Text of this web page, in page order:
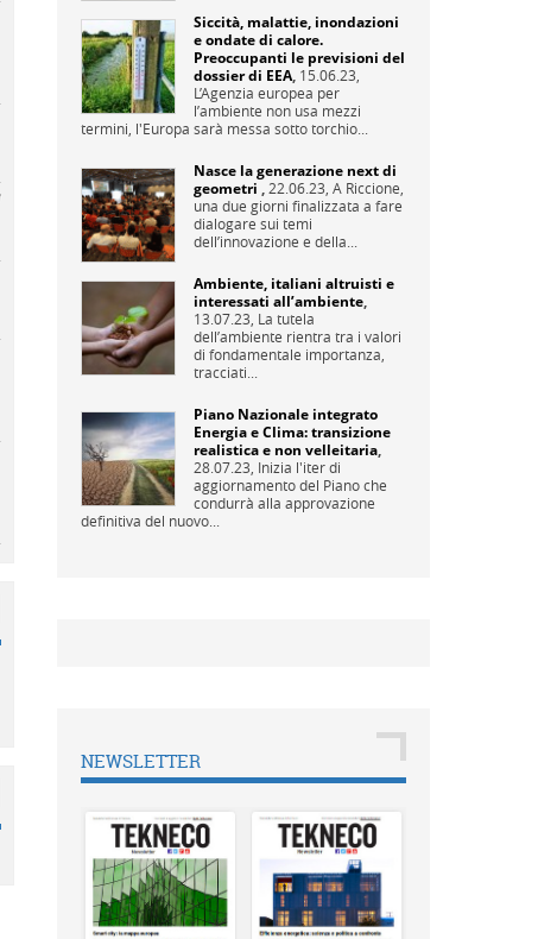
Siccità, malattie, inondazioni
e ondate di calore.
Preoccupanti le previsioni del
dossier di EEA, 15.06.23,
L’Agenzia europea per
l’ambiente non usa mezzi
termini, l'Europa sarà messa sotto torchio...
Nasce la generazione next di
geometri , 22.06.23, A Riccione,
una due giorni finalizzata a fare
dialogare sui temi
dell’innovazione e della...
Ambiente, italiani altruisti e
interessati all’ambiente,
13.07.23, La tutela
dell’ambiente rientra tra i valori
di fondamentale importanza,
tracciati...
Piano Nazionale integrato
Energia e Clima: transizione
realistica e non velleitaria,
28.07.23, Inizia l'iter di
aggiornamento del Piano che
condurrà alla approvazione
definitiva del nuovo...
NEWSLETTER